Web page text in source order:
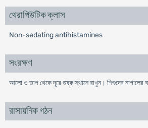
থেরাপিউটিক ক্লাস
Non-sedating antihistamines
সংরক্ষণ
আলো ও তাপ থেকে দূরে শুষ্ক স্থানে রাখুন। শিশুদের নাগালের
রাসায়নিক গঠন